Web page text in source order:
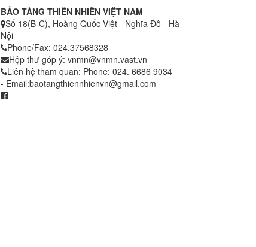
BẢO TÀNG THIÊN NHIÊN VIỆT NAM
Số 18(B-C), Hoàng Quốc Việt - Nghĩa Đô - Hà
Nội
Phone/Fax: 024.37568328
Hộp thư góp ý: vnmn@vnmn.vast.vn
Liên hệ tham quan: Phone: 024. 6686 9034
- Email:baotangthiennhienvn@gmail.com